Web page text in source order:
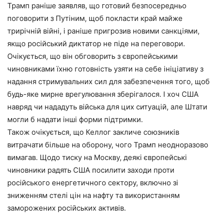
Трамп раніше заявляв, що готовий безпосередньо
поговорити з Путіним, щоб покласти край майже
трирічній війні, і раніше пригрозив новими санкціями,
якщо російський диктатор не піде на переговори.
Очікується, що він обговорить з європейськими
чиновниками їхню готовність узяти на себе ініціативу з
надання стримувальних сил для забезпечення того, щоб
будь-яке мирне врегулювання зберігалося. І хоч США
навряд чи нададуть війська для цих ситуацій, але Штати
могли б надати інші форми підтримки.
Також очікується, що Келлог закличе союзників
витрачати більше на оборону, чого Трамп неодноразово
вимагав. Щодо тиску на Москву, деякі європейські
чиновники радять США посилити заходи проти
російського енергетичного сектору, включно зі
зниженням стелі цін на нафту та використанням
заморожених російських активів.